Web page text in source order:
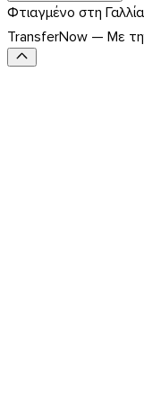
Φτιαγμένο στη
TransferNow — Με